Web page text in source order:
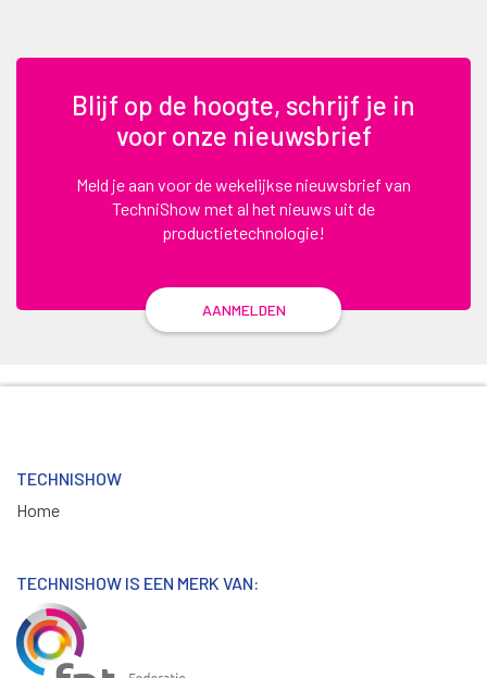
Blijf op de hoogte, schrijf je in
voor onze nieuwsbrief
Meld je aan voor de wekelijkse nieuwsbrief van
TechniShow met al het nieuws uit de
productietechnologie!
AANMELDEN
TECHNISHOW
Home
TECHNISHOW IS EEN MERK VAN: